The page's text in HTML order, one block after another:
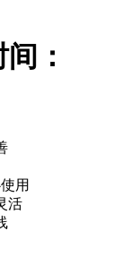
：
用
活